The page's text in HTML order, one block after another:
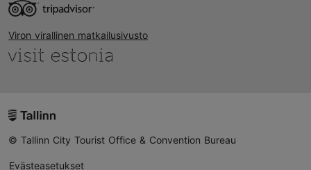
Viron virallinen matkailusivusto
© Tallinn City Tourist Office & Convention Bureau
Evästeasetukset